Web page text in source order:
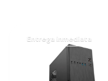
Entrega inmediata